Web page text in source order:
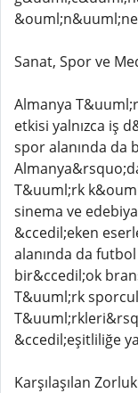
Sanat, Spor ve
Almanya
etkisi yalnızca iş
spor alanında da
T&uuml;rk
sinema ve
&ccedil;eken
alanında da
bir&ccedil;ok
T&uuml;rk
&ccedil;eşitliliğe
Karşılaşılan